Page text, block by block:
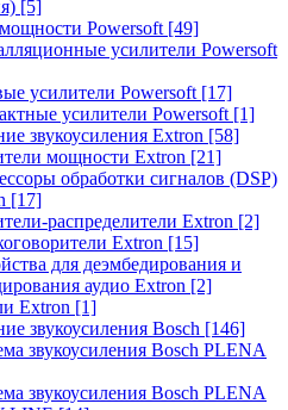
[5]
Powersoft [49]
усилители Powersoft
усилители Powersoft [17]
усилители Powersoft [1]
звукоусиления Extron [58]
мощности Extron [21]
обработки сигналов (DSP)
[17]
распределители Extron [2]
Extron [15]
для деэмбедирования и
аудио Extron [2]
Extron [1]
звукоусиления Bosch [146]
звукоусиления Bosch PLENA
звукоусиления Bosch PLENA